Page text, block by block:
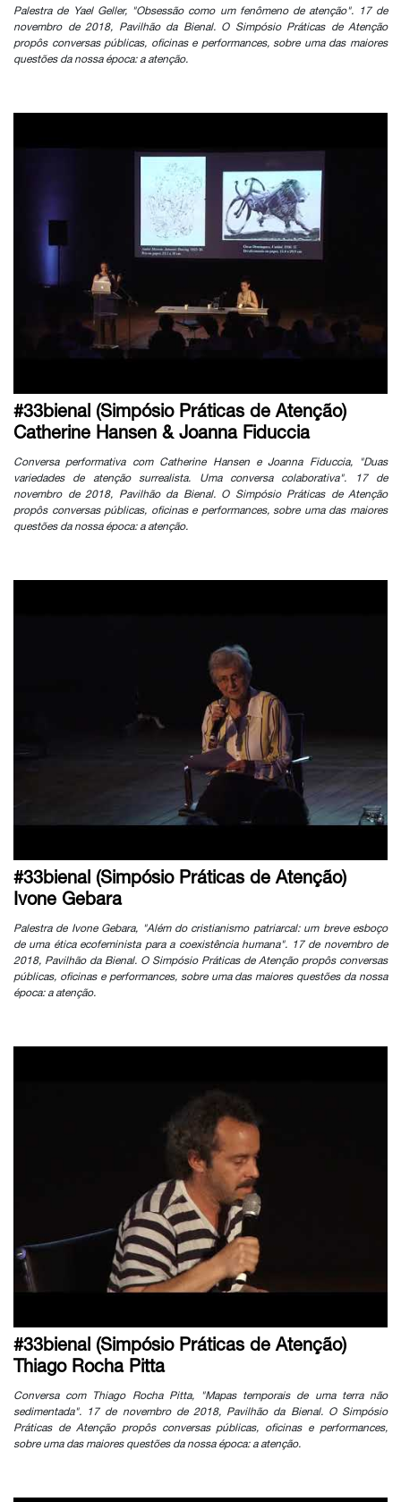
Palestra de Yael Geller, "Obsessão como um fenômeno de atenção". 17 de
novembro de 2018, Pavilhão da Bienal. O Simpósio Práticas de Atenção
propôs conversas públicas, oficinas e performances, sobre uma das maiores
questões da nossa época: a atenção.
#33bienal (Simpósio Práticas de Atenção)
Catherine Hansen & Joanna Fiduccia
Conversa performativa com Catherine Hansen e Joanna Fiduccia, "Duas
variedades de atenção surrealista. Uma conversa colaborativa". 17 de
novembro de 2018, Pavilhão da Bienal. O Simpósio Práticas de Atenção
propôs conversas públicas, oficinas e performances, sobre uma das maiores
questões da nossa época: a atenção.
#33bienal (Simpósio Práticas de Atenção)
Ivone Gebara
Palestra de Ivone Gebara, "Além do cristianismo patriarcal: um breve esboço
de uma ética ecofeminista para a coexistência humana". 17 de novembro de
2018, Pavilhão da Bienal. O Simpósio Práticas de Atenção propôs conversas
públicas, oficinas e performances, sobre uma das maiores questões da nossa
época: a atenção.
#33bienal (Simpósio Práticas de Atenção)
Thiago Rocha Pitta
Conversa com Thiago Rocha Pitta, "Mapas temporais de uma terra não
sedimentada". 17 de novembro de 2018, Pavilhão da Bienal. O Simpósio
Práticas de Atenção propôs conversas públicas, oficinas e performances,
sobre uma das maiores questões da nossa época: a atenção.